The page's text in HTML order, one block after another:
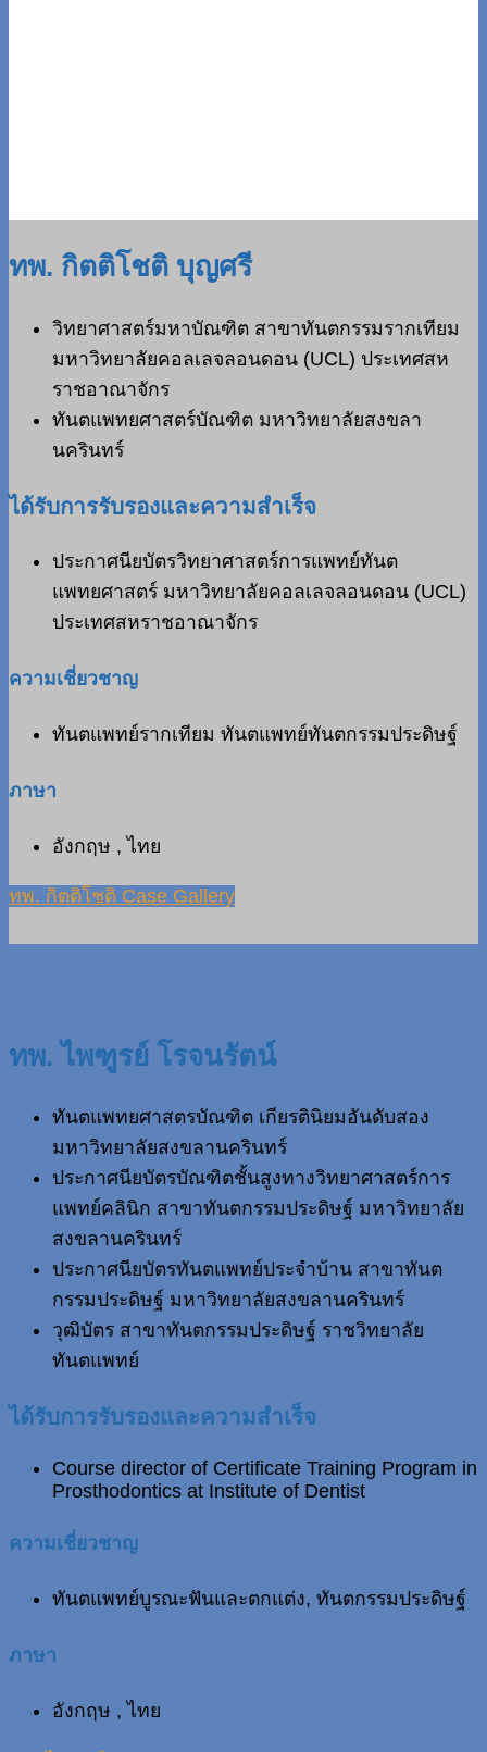
ทพ. กิตติโชติ บุญศรี
วิทยาศาสตร์มหาบัณฑิต สาขาทันตกรรมรากเทียม
มหาวิทยาลัยคอลเลจลอนดอน (UCL) ประเทศสห
ราชอาณาจักร
ทันตแพทยศาสตร์บัณฑิต มหาวิทยาลัยสงขลา
นครินทร์
ได้รับการรับรองและความสำเร็จ
ประกาศนียบัตรวิทยาศาสตร์การแพทย์ทันต
แพทยศาสตร์ มหาวิทยาลัยคอลเลจลอนดอน (UCL)
ประเทศสหราชอาณาจักร
ความเชี่ยวชาญ
ทันตแพทย์รากเทียม ทันตแพทย์ทันตกรรมประดิษฐ์
ภาษา
อังกฤษ , ไทย
ทพ. กิตติโชติ Case Gallery
ทพ. ไพฑูรย์ โรจนรัตน์
ทันตแพทยศาสตรบัณฑิต เกียรตินิยมอันดับสอง
มหาวิทยาลัยสงขลานครินทร์
ประกาศนียบัตรบัณฑิตชั้นสูงทางวิทยาศาสตร์การ
แพทย์คลินิก สาขาทันตกรรมประดิษฐ์ มหาวิทยาลัย
สงขลานครินทร์
ประกาศนียบัตรทันตแพทย์ประจำบ้าน สาขาทันต
กรรมประดิษฐ์ มหาวิทยาลัยสงขลานครินทร์
วุฒิบัตร สาขาทันตกรรมประดิษฐ์ ราชวิทยาลัย
ทันตแพทย์
ได้รับการรับรองและความสำเร็จ
Course director of Certificate Training Program in
Prosthodontics at Institute of Dentist
ความเชี่ยวชาญ
ทันตแพทย์บูรณะฟันและตกแต่ง, ทันตกรรมประดิษฐ์
ภาษา
อังกฤษ , ไทย